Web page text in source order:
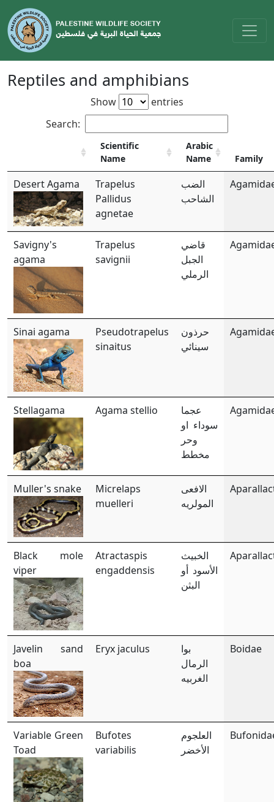
Reptiles and amphibians
Show
entries
Search:
Scientific
Name
Arabic
Name
Family
Desert Agama
Trapelus
Pallidus
agnetae
الضب
الشاحب
Savigny's
agama
Trapelus
savignii
قاضي
الجبل
الرملي
Sinai agama
Pseudotrapelus
sinaitus
حرذون
سينائي
Stellagama Agama stellio
عجما
سوداء او
وحر
مخطط
Muller's snake
Micrelaps
muelleri
الافعى
المولريه
Black mole
viper
Atractaspis
engaddensis
الخبيث
الأسود أو
البثن
Javelin sand
boa
Eryx jaculus
بوا
الرمال
الغربيه
Boidae
Variable Green
Toad
Bufotes
variabilis
العلجوم
الأخضر